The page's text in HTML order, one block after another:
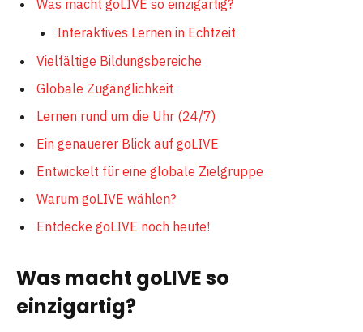
Was macht goLIVE so einzigartig?
Interaktives Lernen in Echtzeit
Vielfältige Bildungsbereiche
Globale Zugänglichkeit
Lernen rund um die Uhr (24/7)
Ein genauerer Blick auf goLIVE
Entwickelt für eine globale Zielgruppe
Warum goLIVE wählen?
Entdecke goLIVE noch heute!
Was macht goLIVE so
einzigartig?